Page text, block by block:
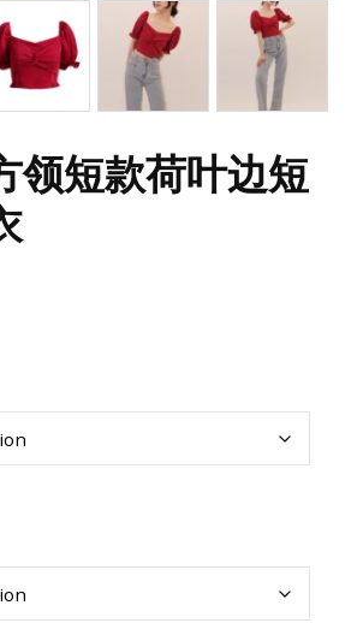
领短款荷叶边短